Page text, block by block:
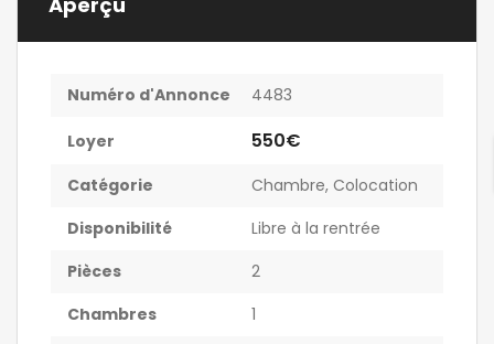
Numéro d'Annonce 4483
Loyer 550€
Catégorie Chambre, Colocation
Disponibilité
Libre à la rentrée
Pièces
2
Chambres
1